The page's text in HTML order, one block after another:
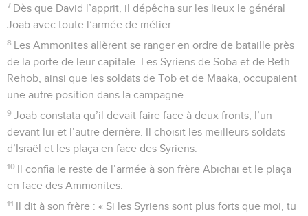
7 Dès que David l’apprit, il dépêcha sur les lieux le général
Joab avec toute l’armée de métier.
8 Les Ammonites allèrent se ranger en ordre de bataille près
de la porte de leur capitale. Les Syriens de Soba et de Beth-
Rehob, ainsi que les soldats de Tob et de Maaka, occupaient
une autre position dans la campagne.
9 Joab constata qu’il devait faire face à deux fronts, l’un
devant lui et l’autre derrière. Il choisit les meilleurs soldats
d’Israël et les plaça en face des Syriens.
10 Il confia le reste de l’armée à son frère Abichaï et le plaça
en face des Ammonites.
11 Il dit à son frère : « Si les Syriens sont plus forts que moi, tu